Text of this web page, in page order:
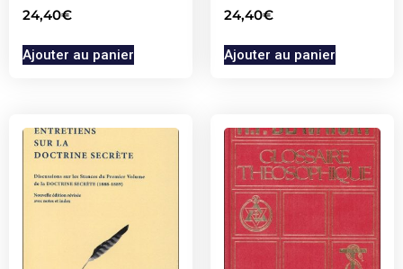
24,40€
Ajouter au panier
24,40€
Ajouter au panier